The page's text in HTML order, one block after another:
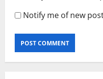
Notify me of new